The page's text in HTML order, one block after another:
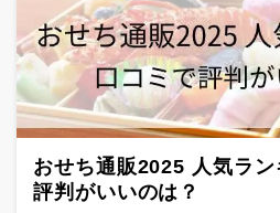
おせち通販2025 人気ラ
評判がいいのは？